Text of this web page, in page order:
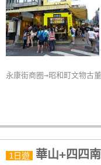
永康街商圈→昭和町文物古
1日遊 華山+四四